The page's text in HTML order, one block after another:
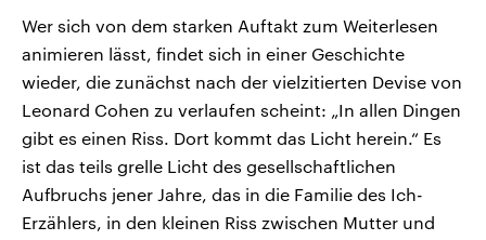
Wer sich von dem starken Auftakt zum Weiterlesen
animieren lässt, findet sich in einer Geschichte
wieder, die zunächst nach der vielzitierten Devise von
Leonard Cohen zu verlaufen scheint: „In allen Dingen
gibt es einen Riss. Dort kommt das Licht herein.“ Es
ist das teils grelle Licht des gesellschaftlichen
Aufbruchs jener Jahre, das in die Familie des Ich-
Erzählers, in den kleinen Riss zwischen Mutter und